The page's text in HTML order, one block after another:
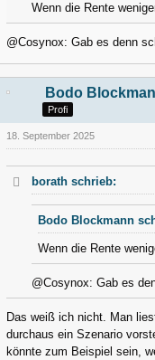
Wenn die Rente
@Cosynox: Gab es denn
Bodo
Profi
18. September 2025
borath schrieb:
Bodo Blockmann
Wenn die Rente
@Cosynox: Gab es
Das weiß ich nicht. Man
durchaus ein Szenario
könnte zum Beispiel sein,